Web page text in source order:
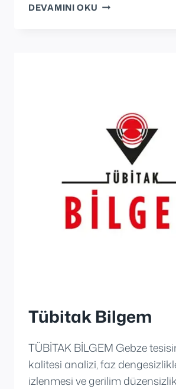
DEVAMINI OKU GEMLIK
Tübitak Bilgem
TÜBİTAK BİLGEM Gebze
kalitesi analizi, faz
izlenmesi ve gerilim